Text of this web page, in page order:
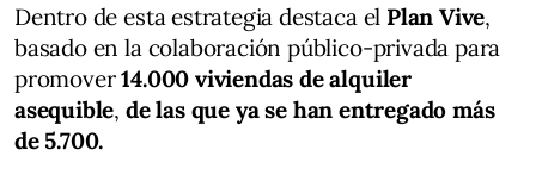
Dentro de esta estrategia destaca el Plan Vive,
basado en la colaboración público-privada para
promover14.000 viviendas de alquiler
asequible, de las que ya se han entregado más
de 5.700.